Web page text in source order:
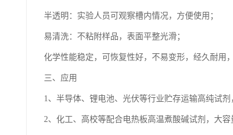
半透明：实验人员可观察槽内情况，方便使用；
易清洗：不粘附样品，表面平整光滑；
化学性能稳定，可恢复性好，不易变形，经久耐用，
三、应用
1、半导体、锂电池、光伏等行业贮存运输高纯试
2、化工、高校等配合电热板高温煮酸碱试剂，大容